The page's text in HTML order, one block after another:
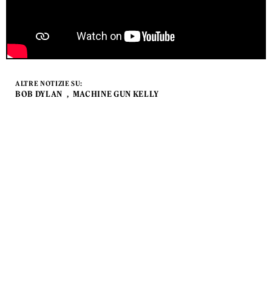
ALTRE NOTIZIE SU:
BOB DYLAN MACHINE GUN KELLY